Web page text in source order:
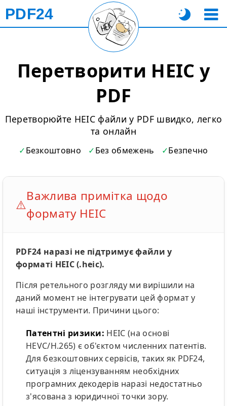
PDF24
Перетворити HEIC у
PDF
Перетворюйте HEIC файли у PDF швидко, легко
та онлайн
Безкоштовно Без обмежень Безпечно
⚠️
Важлива примітка щодо
формату HEIC
PDF24 наразі не підтримує файли у
форматі HEIC (.heic).
Після ретельного розгляду ми вирішили на
даний момент не інтегрувати цей формат у
наші інструменти. Причини цього:
Патентні ризики: HEIC (на основі
HEVC/H.265) є об'єктом численних патентів.
Для безкоштовних сервісів, таких як PDF24,
ситуація з ліцензуванням необхідних
програмних декодерів наразі недостатньо
з'ясована з юридичної точки зору.